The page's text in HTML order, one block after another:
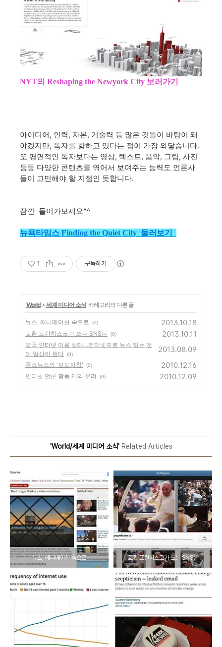
NYT의 Reshaping the Newyork City 보러가기
아이디어, 인력, 자본, 기술력 등 많은 것들이 바탕이 돼
야겠지만, 독자를 향하고 있다는 점이 가장 와닿습니다.
또 평면적인 독자보다는 영상, 텍스트, 음악, 그림, 사진
등등 다양한 콘텐츠를 엮어서 보여주는 능력도 언론사
들이 고민해야 할 지점인 듯합니다.
잠깐 들어가보세요^^
뉴욕타임스 Finding the Quiet City 둘러보기
1 구독하기
'World >세계 미디어 소식' 카테고리의 다른 글
뉴스, 애니메이션 속으로 (0) 2013.10.18
교황 프란치스코가 쓰는 SNS는 (0) 2013.10.11
영국 인터넷 이용 실태…인터넷으로 뉴스 읽는 것
이 일상이 됐다 (0)
2013.08.09
폭스뉴스의 '보도지침' (0) 2010.12.16
인터넷 언론 활동 제약 우려 (0) 2010.12.09
'World/세계 미디어 소식'Related Articles
뉴스, 애니메이션 속으로 교황 프란치스코가 쓰는 SNS는